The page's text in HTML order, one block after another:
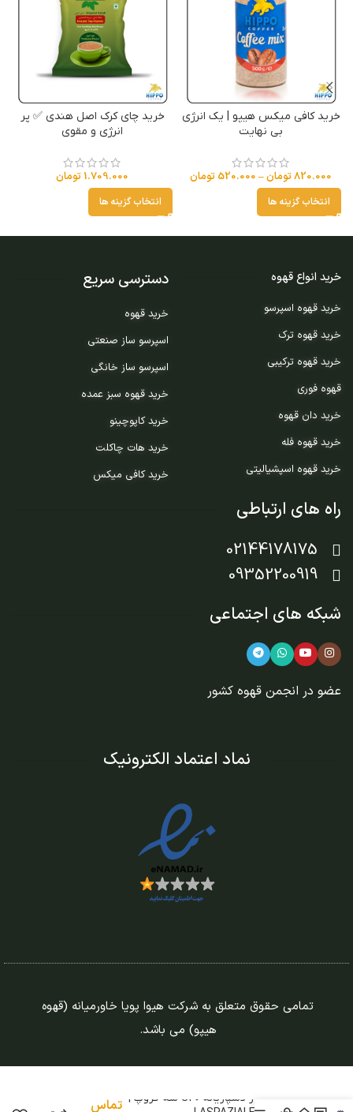
خرید کافی میکس هیپو | یک انرژی
بی نهایت
820.000تومان–
520.000 تومان
انتخاب گزینه ها
خرید چای کرک اصل هندی ✅ پر
انرژی و مقوی
1.709.000 تومان
انتخاب گزینه ها
خرید انواع قهوه
خرید قهوه اسپرسو
خرید قهوه ترک
خرید قهوه ترکیبی
قهوه فوری
خرید دان قهوه
خرید قهوه فله
خرید قهوه اسپشیالیتی
دسترسی سریع
خرید قهوه
اسپرسو ساز صنعتی
اسپرسو ساز خانگی
خرید قهوه سبز عمده
خرید کاپوچینو
خرید هات چاکلت
خرید کافی میکس
راه های ارتباطی
02144178175
09352200919
شبکه های اجتماعی
عضو در انجمن قهوه کشور
نماد اعتماد الکترونیک
تمامی حقوق متعلق به شرکت هیوا پویا خاورمیانه (قهوه
هیپو) می باشد.
اسپرسو ساز لاسپازیاله S40 سه گروپ | تماس